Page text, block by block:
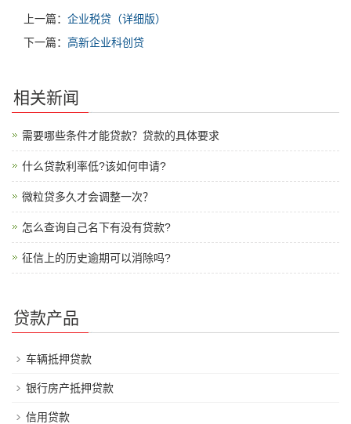
上一篇： 企业税贷（详细版）
下一篇： 高新企业科创贷
相关新闻
需要哪些条件才能贷款？贷款的具体要求
什么贷款利率低?该如何申请?
微粒贷多久才会调整一次？
怎么查询自己名下有没有贷款?
征信上的历史逾期可以消除吗?
贷款产品
车辆抵押贷款
银行房产抵押贷款
信用贷款